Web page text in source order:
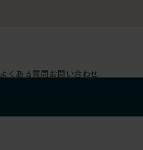
よくある質問お問い合わせ